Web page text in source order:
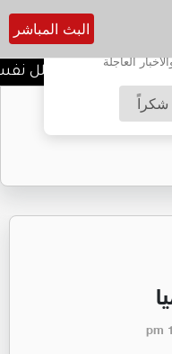
العاجلة
شكراً
البث المباشر
وقت الأزمات.. خلل
إلى فرص عمل